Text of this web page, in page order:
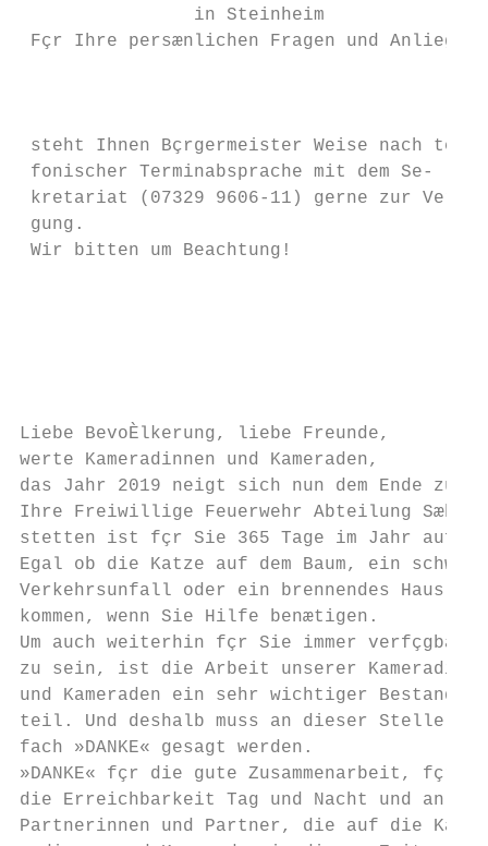
                in Steinheim
Fçr Ihre persænlichen Fragen und Anliegen
steht Ihnen Bçrgermeister Weise nach
fonischer Terminabsprache mit dem Se-
kretariat (07329 9606-11) gerne zur
gung.
Wir bitten um Beachtung!
Liebe BevoÈlkerung, liebe Freunde,
werte Kameradinnen und
das Jahr 2019 neigt sich nun dem Ende
Ihre Freiwillige Feuerwehr Abteilung
stetten ist fçr Sie 365 Tage im Jahr auf
Egal ob die Katze auf dem Baum, ein
Verkehrsunfall oder ein brennendes
kommen, wenn Sie Hilfe benætigen.
Um auch weiterhin fçr Sie immer
zu sein, ist die Arbeit unserer
und Kameraden ein sehr
teil. Und deshalb muss an dieser
fach »DANKE« gesagt werden.
»DANKE« fçr die gute
die Erreichbarkeit Tag und Nacht
Partnerinnen und Partner, die auf